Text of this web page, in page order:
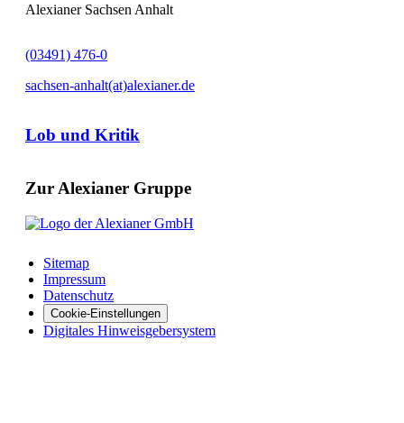
Alexianer Sachsen Anhalt
(03491) 476-0
sachsen-anhalt(at)alexianer.de
Lob und Kritik
Zur Alexianer Gruppe
Sitemap
Impressum
Datenschutz
Cookie-Einstellungen
Digitales Hinweisgebersystem